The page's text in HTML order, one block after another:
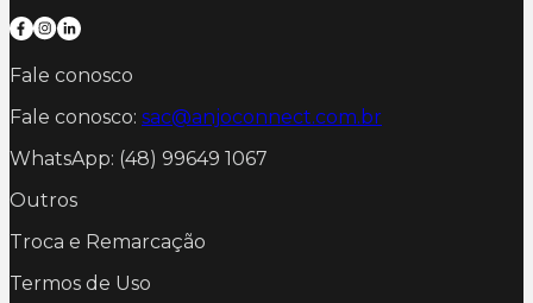
Fale conosco
Fale conosco: sac@anjoconnect.com.br
WhatsApp: (48) 99649 1067
Outros
Troca e Remarcação
Termos de Uso